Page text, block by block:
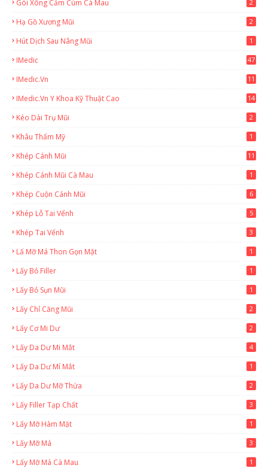
Gói Xông Cảm Cúm Cà Mau 2
Hạ Gồ Xương Mũi 2
Hút Dịch Sau Nâng Mũi 1
IMedic 47
IMedic.vn
11
IMedic.vn Y Khoa Kỹ Thuật Cao 14
Kéo Dài Trụ Mũi 2
Khâu Thẩm Mỹ 1
Khép Cánh Mũi 11
Khép Cánh Mũi Cà Mau 1
Khép Cuộn Cánh Mũi 6
Khép Lỗ Tai Vểnh 5
Khép Tai Vểnh 3
Lấ Mỡ Má Thon Gọn Mặt 1
Lấy Bỏ Filler 1
Lấy Bỏ Sụn Mũi 1
Lấy Chỉ Căng Mũi 2
Lấy Cơ Mi Dư 2
Lấy Da Dư Mi Mắt 4
Lấy Da Dư Mí Mắt 1
Lấy Da Dư Mỡ Thừa 2
Lấy Filler Tạp Chất 3
Lấy Mỡ Hàm Mặt 1
Lấy Mỡ Má 3
Lấy Mỡ Má Cà Mau 1